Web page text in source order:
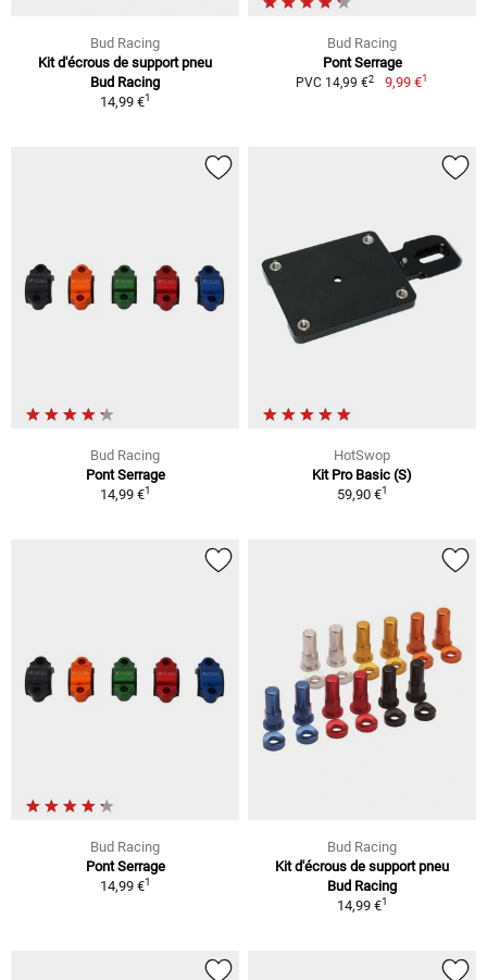
Bud Racing
Kit d'écrous de support pneu
Bud Racing
14,99 €1
Bud Racing
Pont Serrage
PVC 14,99 €2 9,99 €1
Bud Racing
Pont Serrage
14,99 €1
HotSwop
Kit Pro Basic (S)
59,90 €1
Bud Racing
Pont Serrage
14,99 €1
Bud Racing
Kit d'écrous de support pneu
Bud Racing
14,99 €1